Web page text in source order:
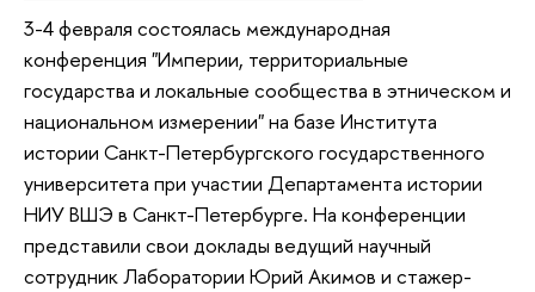
3-4 февраля состоялась международная
конференция "Империи, территориальные
государства и локальные сообщества в этническом и
национальном измерении" на базе Института
истории Санкт-Петербургского государственного
университета при участии Департамента истории
НИУ ВШЭ в Санкт-Петербурге. На конференции
представили свои доклады ведущий научный
сотрудник Лаборатории Юрий Акимов и стажер-